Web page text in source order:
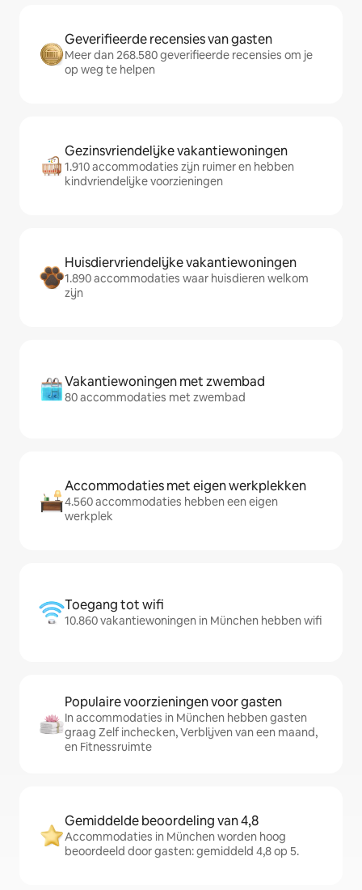
Geverifieerde recensies van gasten
Meer dan 268.580 geverifieerde recensies om je
op weg te helpen
Gezinsvriendelijke vakantiewoningen
1.910 accommodaties zijn ruimer en hebben
kindvriendelijke voorzieningen
Huisdiervriendelijke vakantiewoningen
1.890 accommodaties waar huisdieren welkom
zijn
Vakantiewoningen met zwembad
80 accommodaties met zwembad
Accommodaties met eigen werkplekken
4.560 accommodaties hebben een eigen
werkplek
Toegang tot wifi
10.860 vakantiewoningen in München hebben wifi
Populaire voorzieningen voor gasten
In accommodaties in München hebben gasten
graag Zelf inchecken, Verblijven van een maand,
en Fitnessruimte
Gemiddelde beoordeling van 4,8
Accommodaties in München worden hoog
beoordeeld door gasten: gemiddeld 4,8 op 5.